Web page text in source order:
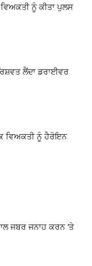
ਨੂੰ ਕੀਤਾ ਪੁਲਸ
ਲੈਂਦਾ ਡਰਾਈਵਰ
ਵਿਅਕਤੀ ਨੂੰ ਹੈਰੋਇਨ
ਜਬਰ ਜਨਾਹ ਕਰਨ ‘ਤੇ